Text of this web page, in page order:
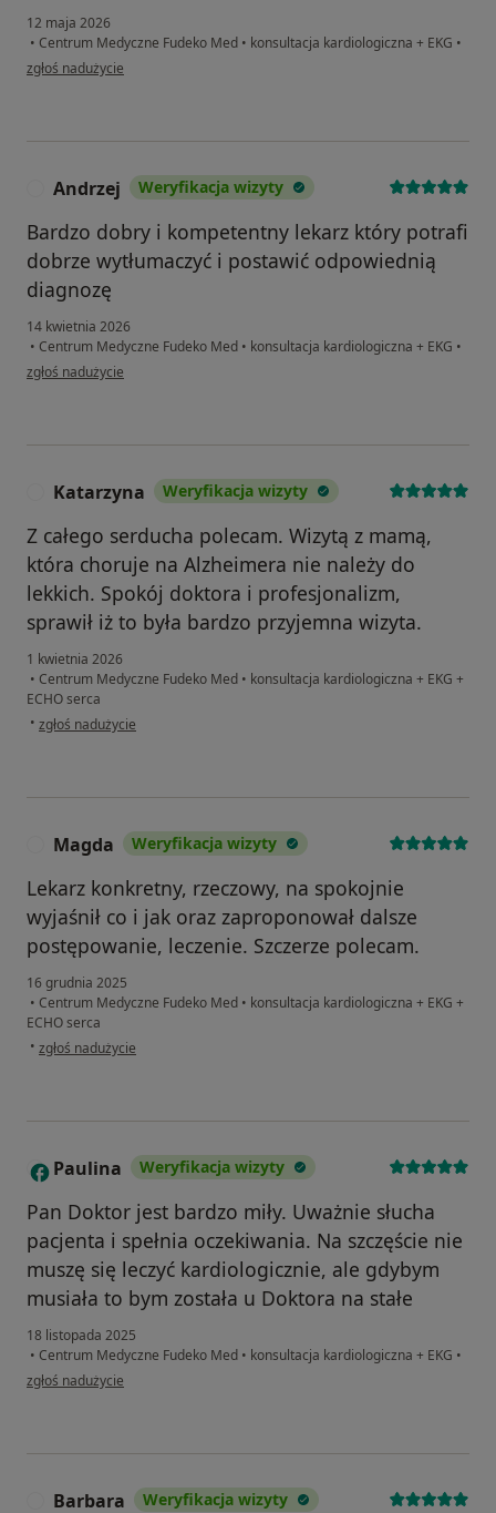
12 maja 2026
• Centrum Medyczne Fudeko Med • konsultacja kardiologiczna + EKG •
w opinii użytkownika Małgorzata
zgłoś nadużycie
Andrzej Weryfikacja wizyty
Bardzo dobry i kompetentny lekarz który potrafi
dobrze wytłumaczyć i postawić odpowiednią
diagnozę
14 kwietnia 2026
• Centrum Medyczne Fudeko Med • konsultacja kardiologiczna + EKG •
w opinii użytkownika Andrzej
zgłoś nadużycie
Katarzyna Weryfikacja wizyty
Z całego serducha polecam. Wizytą z mamą,
która choruje na Alzheimera nie należy do
lekkich. Spokój doktora i profesjonalizm,
sprawił iż to była bardzo przyjemna wizyta.
1 kwietnia 2026
• Centrum Medyczne Fudeko Med • konsultacja kardiologiczna + EKG +
ECHO serca
• w opinii użytkownika Katarzyna
zgłoś nadużycie
Magda Weryfikacja wizyty
Lekarz konkretny, rzeczowy, na spokojnie
wyjaśnił co i jak oraz zaproponował dalsze
postępowanie, leczenie. Szczerze polecam.
16 grudnia 2025
• Centrum Medyczne Fudeko Med • konsultacja kardiologiczna + EKG +
ECHO serca
• w opinii użytkownika Magda
zgłoś nadużycie
P Paulina Weryfikacja wizyty
Pan Doktor jest bardzo miły. Uważnie słucha
pacjenta i spełnia oczekiwania. Na szczęście nie
muszę się leczyć kardiologicznie, ale gdybym
musiała to bym została u Doktora na stałe
18 listopada 2025
• Centrum Medyczne Fudeko Med • konsultacja kardiologiczna + EKG •
w opinii użytkownika Paulina
zgłoś nadużycie
Barbara Weryfikacja wizyty